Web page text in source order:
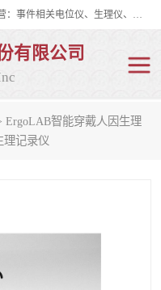
眼动仪多少钱?北京津发科技股份有限公司主营：事件相关电位仪、生理仪、肌电仪、脑电仪、皮电仪、眼动仪；是国家级高新技术企业、科技部认定的科技型中小企业和中关村高新技术企业，具备保密资格，具备自主进出口经营权；自主研发技术、产品与服务荣获多项省部级科学技术奖励、国家发明专利、国家软件著作权和省部级新技术新产品（服务）认证。
有限公司
ErgoLAB智能穿戴人因生理
理记录仪
电仪